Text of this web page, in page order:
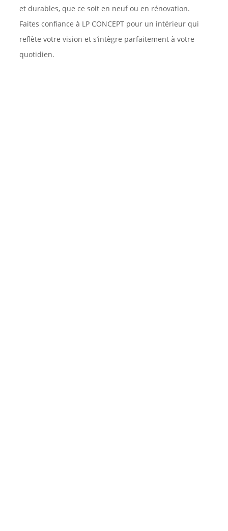
et durables, que ce soit en neuf ou en rénovation.
Faites confiance à LP CONCEPT pour un intérieur qui
reflète votre vision et s’intègre parfaitement à votre
quotidien.